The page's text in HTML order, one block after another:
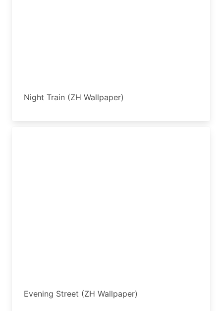
Night Train (ZH Wallpaper)
Evening Street (ZH Wallpaper)